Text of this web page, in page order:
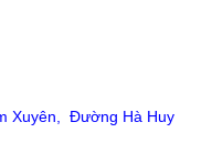
Xuyên, Đường Hà Huy